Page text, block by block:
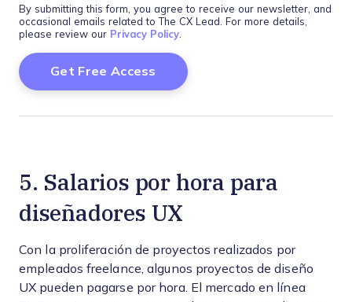
By submitting this form, you agree to receive our newsletter, and
occasional emails related to The CX Lead. For more details,
please review our Privacy Policy.
5. Salarios por hora para
diseñadores UX
Con la proliferación de proyectos realizados por
empleados freelance, algunos proyectos de diseño
UX pueden pagarse por hora. El mercado en línea